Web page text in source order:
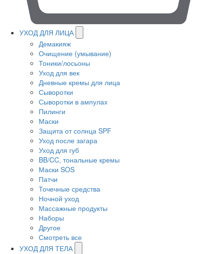
УХОД ДЛЯ ЛИЦА
Демакияж
Очищение (умывание)
Тоники/лосьоны
Уход для век
Дневные кремы для лица
Сыворотки
Сыворотки в ампулах
Пилинги
Маски
Защита от солнца SPF
Уход после загара
Уход для губ
BB/CC, тональные кремы
Маски SOS
Патчи
Точечные средства
Ночной уход
Массажные продукты
Наборы
Другое
Смотреть все
УХОД ДЛЯ ТЕЛА